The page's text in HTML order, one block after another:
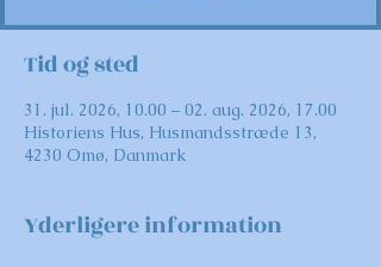
Tid og sted
31. jul. 2026, 10.00 – 02. aug. 2026, 17.00
Historiens Hus, Husmandsstræde 13,
4230 Omø, Danmark
Yderligere information